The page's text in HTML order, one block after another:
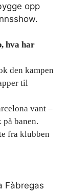
opp
hva har
den kampen
til
vant –
banen.
fra klubben
Fàbregas